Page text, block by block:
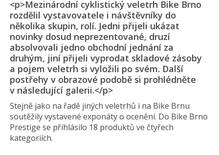
<p>Mezinárodní cyklistický veletrh Bike Brno
rozdělil vystavovatele i návštěvníky do
několika skupin, rolí. Jedni přijeli ukázat
novinky dosud neprezentované, druzí
absolvovali jedno obchodní jednání za
druhým, jiní přijeli vyprodat skladové zásoby
a pojem veletrh si vyložili po svém. Další
postřehy v obrazové podobě si prohlédněte
v následující galerii.</p>
Stejně jako na řadě jiných veletrhů i na Bike Brnu
soutěžily vystavené exponáty o ocenění. Do Bike Brno
Prestige se přihlásilo 18 produktů ve čtyřech
kategoriích.